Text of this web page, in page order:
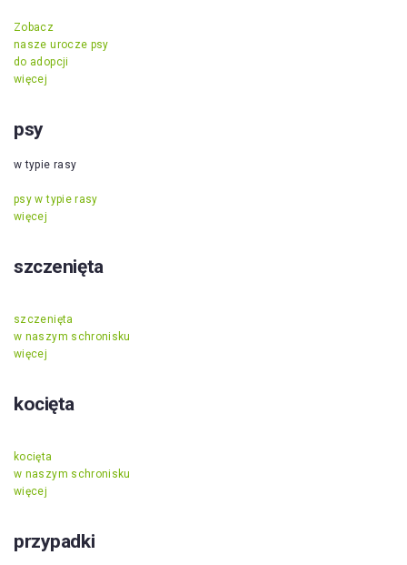
Zobacz
nasze urocze psy
do adopcji
więcej
psy
w typie rasy
psy w typie rasy
więcej
szczenięta
szczenięta
w naszym schronisku
więcej
kocięta
kocięta
w naszym schronisku
więcej
przypadki